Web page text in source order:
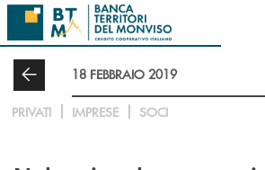
Salta al contenuto principale
18 FEBBRAIO 2019
PRIVATI IMPRESE SOCI